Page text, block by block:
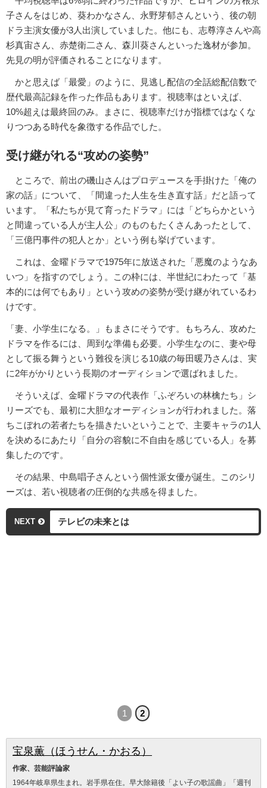
子さんをはじめ、葵わかなさん、永野芽郁さんという、後の朝
ドラ主演女優が3人出演していました。他にも、志尊淳さんや高
杉真宙さん、赤楚衛二さん、森川葵さんといった逸材が参加。
先見の明が評価されることになります。
かと思えば「最愛」のように、見逃し配信の全話総配信数で
歴代最高記録を作った作品もあります。視聴率はといえば、
10%超えは最終回のみ。まさに、視聴率だけが指標ではなくな
りつつある時代を象徴する作品でした。
受け継がれる“攻めの姿勢”
ところで、前出の磯山さんはプロデュースを手掛けた「俺の
家の話」について、「間違った人生を生き直す話」だと語って
います。「私たちが見て育ったドラマ」には「どちらかという
と間違っている人が主人公」のものもたくさんあったとして、
「三億円事件の犯人とか」という例も挙げています。
これは、金曜ドラマで1975年に放送された「悪魔のようなあ
いつ」を指すのでしょう。この枠には、半世紀にわたって「基
本的には何でもあり」という攻めの姿勢が受け継がれているわ
けです。
「妻、小学生になる。」もまさにそうです。もちろん、攻めた
ドラマを作るには、周到な準備も必要。小学生なのに、妻や母
として振る舞うという難役を演じる10歳の毎田暖乃さんは、実
に2年がかりという長期のオーディションで選ばれました。
そういえば、金曜ドラマの代表作「ふぞろいの林檎たち」シ
リーズでも、最初に大胆なオーディションが行われました。落
ちこぼれの若者たちを描きたいということで、主要キャラの1人
を決めるにあたり「自分の容貌に不自由を感じている人」を募
集したのです。
その結果、中島唱子さんという個性派女優が誕生。このシリ
ーズは、若い視聴者の圧倒的な共感を得ました。
NEXT テレビの未来とは
1 2
宝泉薫（ほうせん・かおる）
作家、芸能評論家
1964年岐阜県生まれ。岩手県在住。早大除籍後「よい子の歌謡曲」「週刊